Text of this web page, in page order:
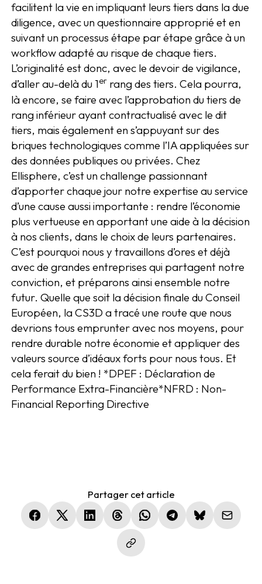
facilitent la vie en impliquant leurs tiers dans la due
diligence, avec un questionnaire approprié et en
suivant un processus étape par étape grâce à un
workflow adapté au risque de chaque tiers.
L’originalité est donc, avec le devoir de vigilance,
d’aller au-delà du 1errang des tiers. Cela pourra,
là encore, se faire avec l’approbation du tiers de
rang inférieur ayant contractualisé avec le dit
tiers, mais également en s’appuyant sur des
briques technologiques comme l’IA appliquées sur
des données publiques ou privées. Chez
Ellisphere, c’est un challenge passionnant
d’apporter chaque jour notre expertise au service
d’une cause aussi importante : rendre l’économie
plus vertueuse en apportant une aide à la décision
à nos clients, dans le choix de leurs partenaires.
C’est pourquoi nous y travaillons d’ores et déjà
avec de grandes entreprises qui partagent notre
conviction, et préparons ainsi ensemble notre
futur. Quelle que soit la décision finale du Conseil
Européen, la CS3D a tracé une route que nous
devrions tous emprunter avec nos moyens, pour
rendre durable notre économie et appliquer des
valeurs source d’idéaux forts pour nous tous. Et
cela ferait du bien ! *DPEF : Déclaration de
Performance Extra-Financière*NFRD : Non-
Financial Reporting Directive
Partager cet article
(nouvelle fenêtre)
(nouvelle fenêtre)
(nouvelle fenêtre)
(nouvelle fenêtre)
(nouvelle fenêtre)
(nouvelle fenêtre)
(nouvelle